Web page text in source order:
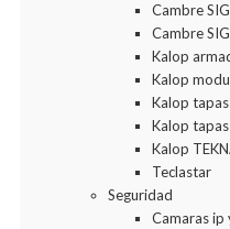
Cambre
Cambre
Kalop
Kalop
Kalop tapas
Kalop
Kalop
Teclastar
Seguridad
Camaras ip